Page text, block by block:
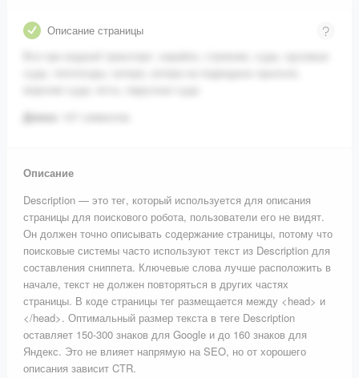
Описание страницы
Длина:
Описание
Description — это тег, который используется для описания
страницы для поискового робота, пользователи его не видят.
Он должен точно описывать содержание страницы, потому что
поисковые системы часто используют текст из Description для
составления сниппета. Ключевые слова лучше расположить в
начале, текст не должен повторяться в других частях
страницы. В коде страницы тег размещается между <head> и
</head>. Оптимальный размер текста в теге Description
оставляет 150-300 знаков для Google и до 160 знаков для
Яндекс. Это не влияет напрямую на SEO, но от хорошего
описания зависит CTR.